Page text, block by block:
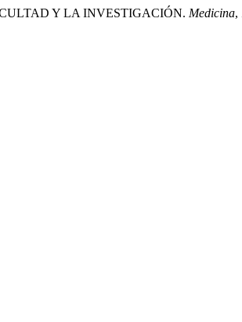
Y LA INVESTIGACIÓN. Medicina,